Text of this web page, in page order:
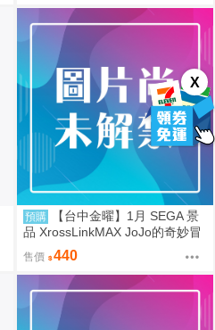
X
預購
【台中金曜】1月 SEGA 景
品 XrossLinkMAX JoJo的奇妙冒
險 石之海 空條徐倫 0901
售價 440